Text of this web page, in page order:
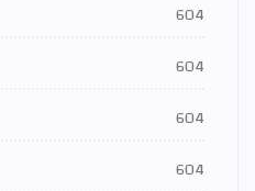
604
604
604
604